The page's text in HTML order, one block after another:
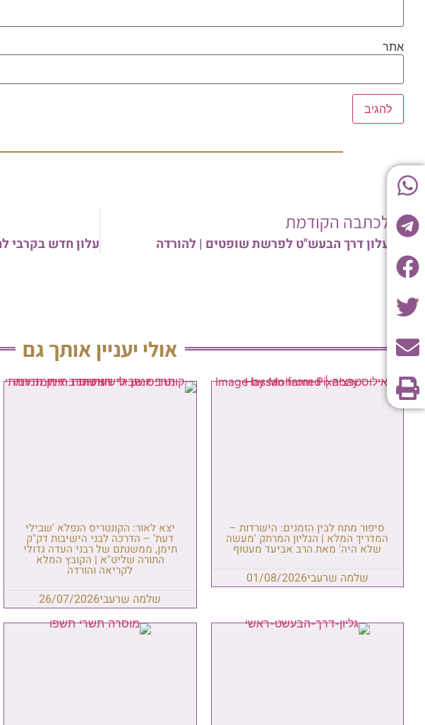
אתר
לכתבה הקודמת
עלון דרך הבעש"ט לפרשת שופטים | להורדה
אולי יעניין אותך גם
סיפור מתח לבין הזמנים: הישרדות –
המדריך המלא | הגליון המרתק 'מעשה
שלא היה' מאת הרב אביעד מעטוף
שלמה שרעבי01/08/2026
יצא לאור: הקונטריס הנפלא 'שבילי
דעת' – הדרכה לבני הישיבות דק"ק
תימן, ממשנתם של רבני העדה גדולי
התורה שליט"א | הקובץ המלא
לקריאה והורדה
שלמה שרעבי26/07/2026